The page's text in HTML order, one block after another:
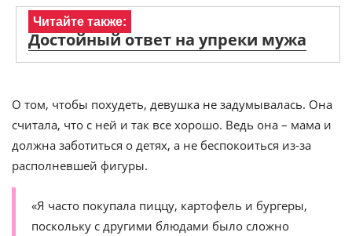
Читайте также:
Достойный ответ на упреки мужа
О том, чтобы похудеть, девушка не задумывалась. Она
считала, что с ней и так все хорошо. Ведь она – мама и
должна заботиться о детях, а не беспокоиться из-за
располневшей фигуры.
«Я часто покупала пиццу, картофель и бургеры,
поскольку с другими блюдами было сложно